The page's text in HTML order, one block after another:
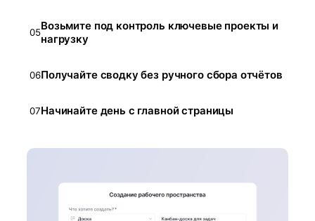
05Возьмите под контроль ключевые проекты и
нагрузку
06Получайте сводку без ручного сбора отчётов
07Начинайте день с главной страницы